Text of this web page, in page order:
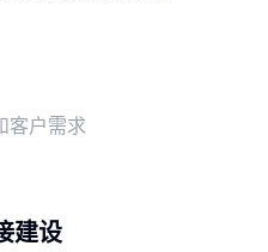
客户需求
建设